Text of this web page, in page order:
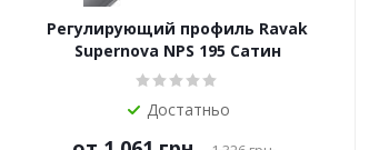
Регулирующий профиль Ravak
Supernova NPS 195 Сатин
Достатньо